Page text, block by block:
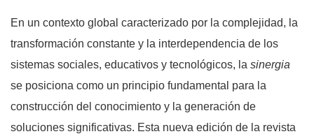
En un contexto global caracterizado por la complejidad, la
transformación constante y la interdependencia de los
sistemas sociales, educativos y tecnológicos, la sinergia
se posiciona como un principio fundamental para la
construcción del conocimiento y la generación de
soluciones significativas. Esta nueva edición de la revista